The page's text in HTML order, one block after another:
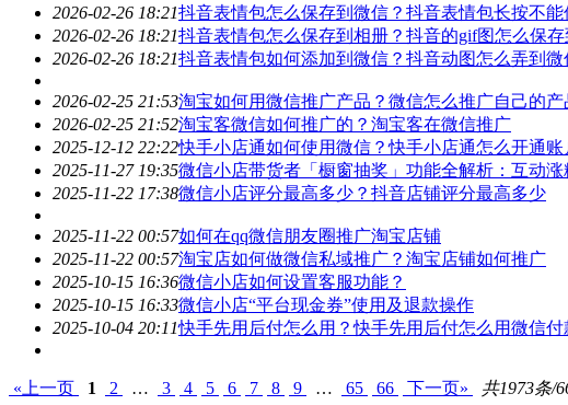
2026-02-26 18:21抖音表情包怎么保存到 微信 ？抖音表情包长按不能
2026-02-26 18:21抖音表情包怎么保存到相册？抖音的gif图怎么保存
2026-02-26 18:21抖音表情包如何添加到 微信 ？抖音动图怎么弄到 微
2026-02-25 21:53淘宝如何用微信推广产品？ 微信怎么推广自己的产
2026-02-25 21:52淘宝客微信如何推广的？淘宝客在微信推广
2025-12-12 22:22快手小店通如何使用微信 ？快手小店通怎么开通账
2025-11-27 19:35微信小店带货者「橱窗抽奖」功能全解析：互动
2025-11-22 17:38微信小店评分最高多少？抖音店铺评分最高多少
2025-11-22 00:57如何在qq微信朋友圈推广淘宝店铺
2025-11-22 00:57淘宝店如何做微信私域推广？淘宝店铺如何推广
2025-10-15 16:36微信小店如何设置客服功能？
2025-10-15 16:33微信小店“平台现金券”使用及退款操作
2025-10-04 20:11快手先用后付怎么用？快手先用后付怎么用微信付
«上一页 1 2 … 3 4 5 6 7 8 9 … 65 66 下一页» 共1973条/